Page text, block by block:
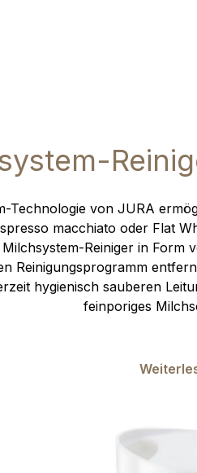
Technologie von JURA
macchiato oder Flat
Reiniger in Form
Reinigungsprogramm
hygienisch sauberen
feinporiges